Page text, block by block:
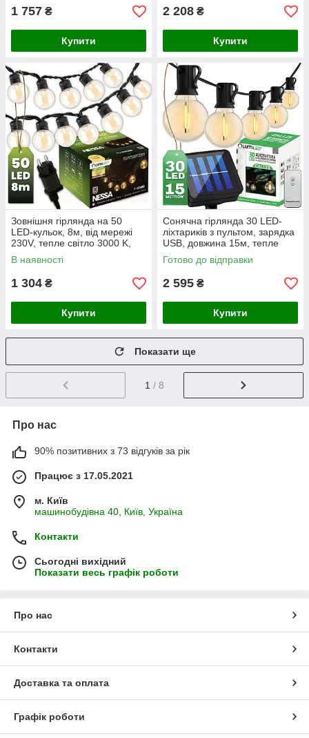
1 757 ₴
Купити
2 208 ₴
Купити
Зовнішня гірлянда на 50
LED-кульок, 8м, від мережі
230V, тепле світло 3000 K,
IP44, Lumiled Nessa
В наявності
1 304 ₴
Купити
Сонячна гірлянда 30 LED-
ліхтариків з пультом, зарядка
USB, довжина 15м, тепле
світло 2700 K, IP44, Lumiled
CALLIS
Готово до відправки
2 595 ₴
Купити
Показати ще
1 / 8
Про нас
90% позитивних з 73 відгуків за рік
Працює з 17.05.2021
м. Київ
машинобудівна 40, Київ, Україна
Контакти
Сьогодні вихідний
Показати весь графік роботи
Про нас
Контакти
Доставка та оплата
Графік роботи